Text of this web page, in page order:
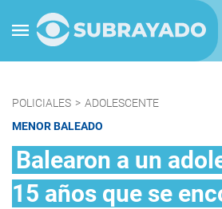
POLICIALES > ADOLESCENTE
MENOR BALEADO
Balearon a un
15 años que se